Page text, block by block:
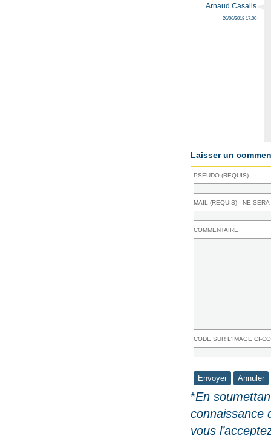
Arnaud Casalis
20/06/2018 17:00
Laisser un
PSEUDO (REQUIS)
MAIL (REQUIS) - NE
COMMENTAIRE
CODE SUR L'IMAGE CI-
*En
connaissance
vous